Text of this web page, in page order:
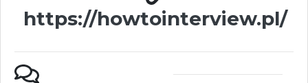
https://howtointerview.pl/